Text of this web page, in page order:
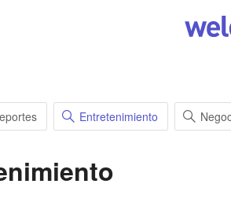
Entretenimiento